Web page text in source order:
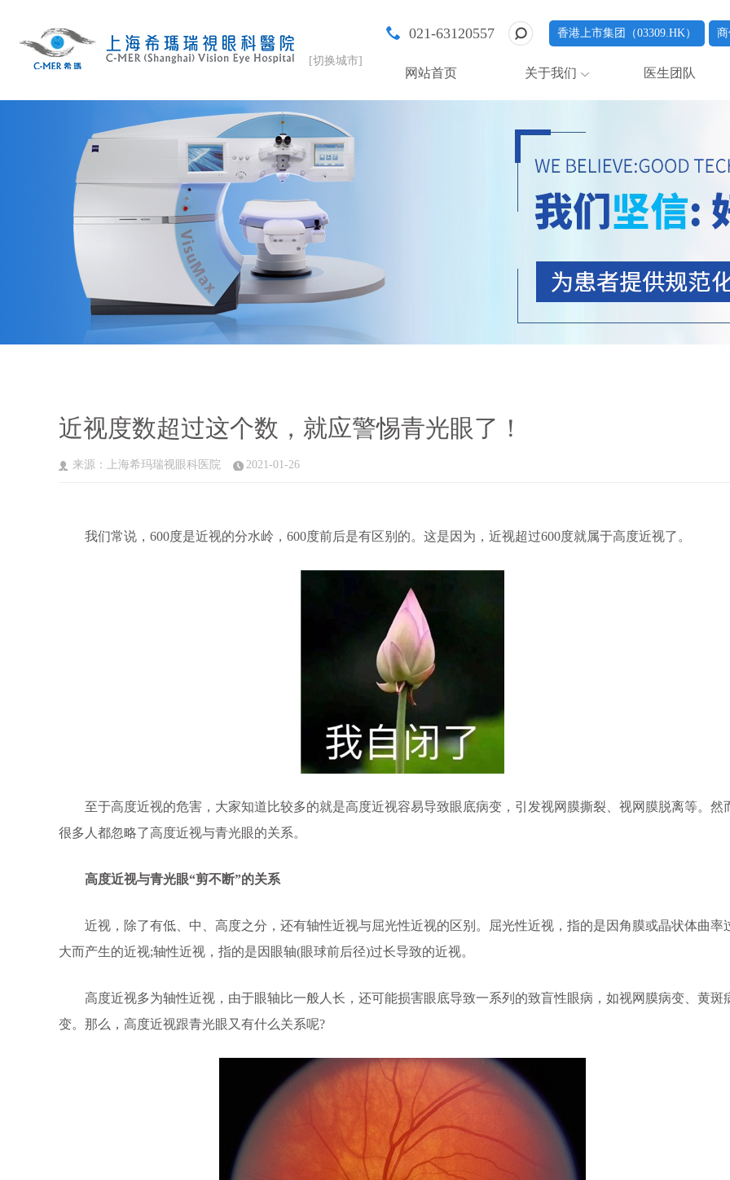
[切换城市]
021-63120557 香港上市集团（03309.HK）
网站首页 关于我们 医生团队
近视度数超过这个数，就应警惕青光眼了！
来源：上海希玛瑞视眼科医院 2021-01-26
我们常说，600度是近视的分水岭，600度前后是有区别的。这是因为，近视超过600度就属于高度近视了。
至于高度近视的危害，大家知道比较多的就是高度近视容易导致眼底病变，引发视网膜撕裂、视网膜脱离等。然
很多人都忽略了高度近视与青光眼的关系。
高度近视与青光眼“剪不断”的关系
近视，除了有低、中、高度之分，还有轴性近视与屈光性近视的区别。屈光性近视，指的是因角膜或晶状体曲率
大而产生的近视;轴性近视，指的是因眼轴(眼球前后径)过长导致的近视。
高度近视多为轴性近视，由于眼轴比一般人长，还可能损害眼底导致一系列的致盲性眼病，如视网膜病变、黄斑
变。那么，高度近视跟青光眼又有什么关系呢?